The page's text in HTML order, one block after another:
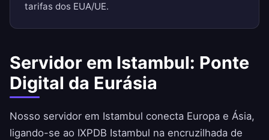
tarifas dos EUA/UE.
Servidor em Istambul: Ponte
Digital da Eurásia
Nosso servidor em Istambul conecta Europa e Ásia,
ligando-se ao IXPDB Istambul na encruzilhada de